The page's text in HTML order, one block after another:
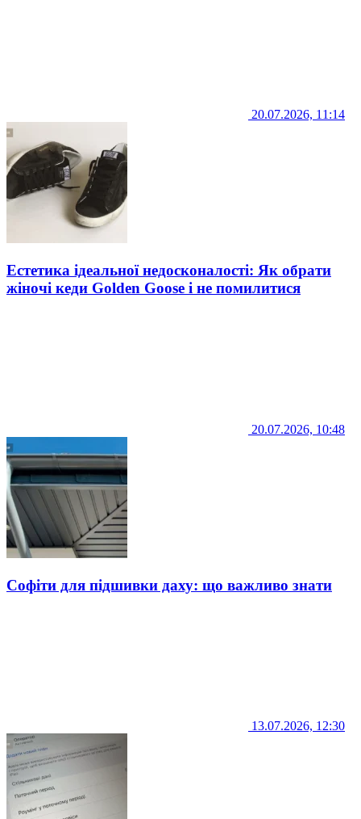
20.07.2026, 11:14
Естетика ідеальної недосконалості: Як обрати
жіночі кеди Golden Goose і не помилитися
20.07.2026, 10:48
Софіти для підшивки даху: що важливо знати
13.07.2026, 12:30